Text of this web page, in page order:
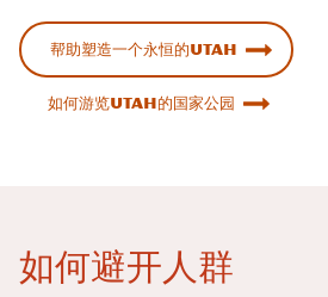
帮助塑造一个永恒的Utah
如何游览Utah的国家公园
如何避开人群